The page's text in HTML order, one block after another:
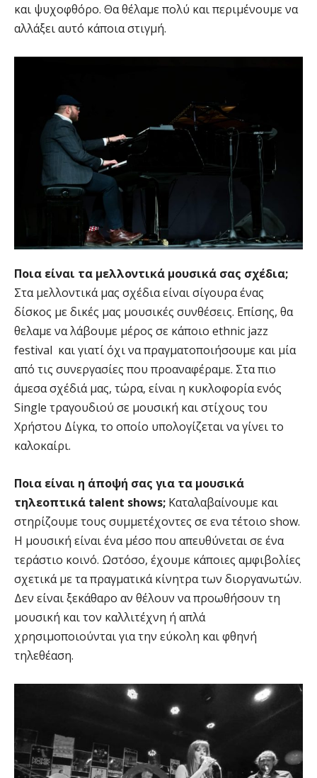
και ψυχοφθόρο. Θα θέλαμε πολύ και περιμένουμε να
αλλάξει αυτό κάποια στιγμή.
Ποια είναι τα μελλοντικά μουσικά σας σχέδια;
Στα μελλοντικά μας σχέδια είναι σίγουρα ένας
δίσκος με δικές μας μουσικές συνθέσεις. Επίσης, θα
θελαμε να λάβουμε μέρος σε κάποιο ethnic jazz
festival και γιατί όχι να πραγματοποιήσουμε και μία
από τις συνεργασίες που προαναφέραμε. Στα πιο
άμεσα σχέδιά μας, τώρα, είναι η κυκλοφορία ενός
Single τραγουδιού σε μουσική και στίχους του
Χρήστου Δίγκα, το οποίο υπολογίζεται να γίνει το
καλοκαίρι.
Ποια είναι η άποψή σας για τα μουσικά
τηλεοπτικά talent shows; Καταλαβαίνουμε και
στηρίζουμε τους συμμετέχοντες σε ενα τέτοιο show.
Η μουσική είναι ένα μέσο που απευθύνεται σε ένα
τεράστιο κοινό. Ωστόσο, έχουμε κάποιες αμφιβολίες
σχετικά με τα πραγματικά κίνητρα των διοργανωτών.
Δεν είναι ξεκάθαρο αν θέλουν να προωθήσουν τη
μουσική και τον καλλιτέχνη ή απλά
χρησιμοποιούνται για την εύκολη και φθηνή
τηλεθέαση.